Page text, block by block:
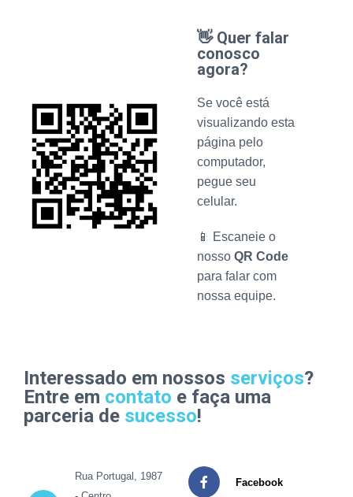
👋 Quer falar
conosco
agora?
Se você está
visualizando esta
página pelo
computador,
pegue seu
celular.
📱 Escaneie o
nosso QR Code
para falar com
nossa equipe.
Interessado em nossos serviços?
Entre em contato e faça uma
parceria de sucesso!
Rua Portugal, 1987
Facebook